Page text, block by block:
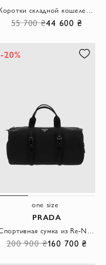
55 700 ₴44 600 ₴
-20%
one size
PRADA
200 900 ₴160 700 ₴